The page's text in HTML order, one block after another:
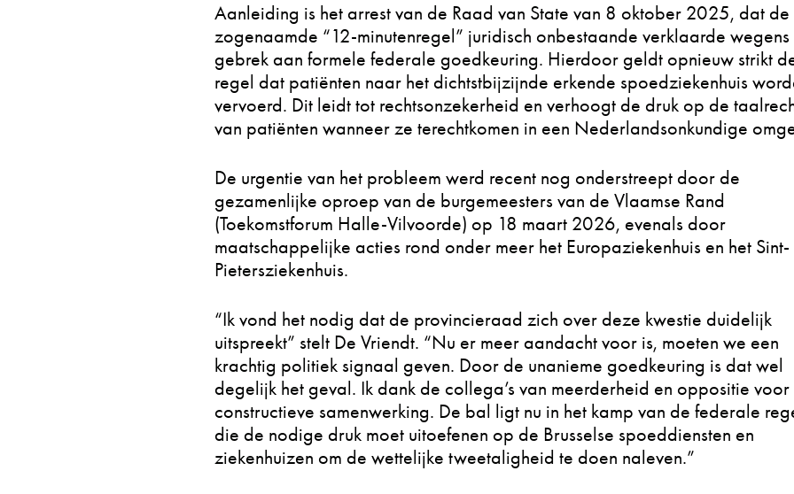
Aanleiding is het arrest van de Raad van State van 8 oktober 2025, dat de
zogenaamde “12-minutenregel” juridisch onbestaande verklaarde wegens
gebrek aan formele federale goedkeuring. Hierdoor geldt opnieuw strikt
regel dat patiënten naar het dichtstbijzijnde erkende spoedziekenhuis
vervoerd. Dit leidt tot rechtsonzekerheid en verhoogt de druk op de
van patiënten wanneer ze terechtkomen in een Nederlandsonkundige
De urgentie van het probleem werd recent nog onderstreept door de
gezamenlijke oproep van de burgemeesters van de Vlaamse Rand
(Toekomstforum Halle-Vilvoorde) op 18 maart 2026, evenals door
maatschappelijke acties rond onder meer het Europaziekenhuis en het Sint-
Pietersziekenhuis.
“Ik vond het nodig dat de provincieraad zich over deze kwestie duidelijk
uitspreekt” stelt De Vriendt. “Nu er meer aandacht voor is, moeten we een
krachtig politiek signaal geven. Door de unanieme goedkeuring is dat wel
degelijk het geval. Ik dank de collega’s van meerderheid en oppositie voor
constructieve samenwerking. De bal ligt nu in het kamp van de federale
die de nodige druk moet uitoefenen op de Brusselse spoeddiensten en
ziekenhuizen om de wettelijke tweetaligheid te doen naleven.”